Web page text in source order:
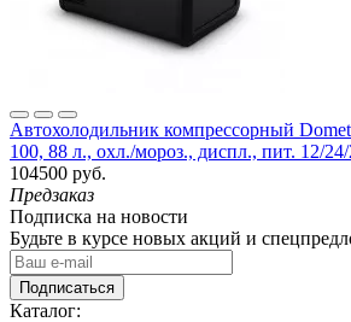
Автохолодильник компрессорный
100, 88 л., охл./мороз., диспл., пит. 12/
104500 руб.
Предзаказ
Подписка на новости
Будьте в курсе новых акций и
Подписаться
Каталог: